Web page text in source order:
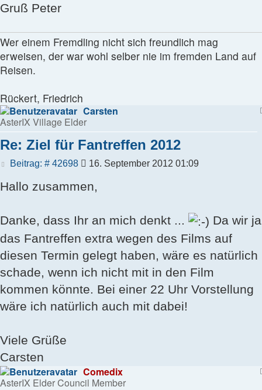
Gruß Peter
Wer einem Fremdling nicht sich freundlich mag
erweisen, der war wohl selber nie im fremden Land auf
Reisen.
Rückert, Friedrich
Carsten
AsterIX Village Elder
Re: Ziel für Fantreffen 2012
Beitrag: # 42698Beitrag
16. September 2012 01:09
Hallo zusammen,
Danke, dass Ihr an mich denkt ...
Da wir ja
das Fantreffen extra wegen des Films auf
diesen Termin gelegt haben, wäre es natürlich
schade, wenn ich nicht mit in den Film
kommen könnte. Bei einer 22 Uhr Vorstellung
wäre ich natürlich auch mit dabei!
Viele Grüße
Carsten
Comedix
AsterIX Elder Council Member